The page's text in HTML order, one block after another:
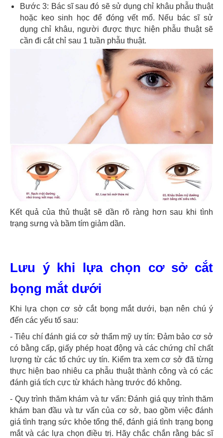
Bước 3: Bác sĩ sau đó sẽ sử dụng chỉ khâu phẫu thuật
hoặc keo sinh học để đóng vết mổ. Nếu bác sĩ sử
dụng chỉ khâu, người được thực hiện phẫu thuật sẽ
cần đi cắt chỉ sau 1 tuần phẫu thuật.
Kết quả của thủ thuật sẽ dần rõ ràng hơn sau khi tình
trạng sưng và bầm tím giảm dần.
Lưu ý khi lựa chọn cơ sở cắt
bọng mắt dưới
Khi lựa chọn cơ sở cắt bọng mắt dưới, bạn nên chú ý
đến các yếu tố sau:
- Tiêu chí đánh giá cơ sở thẩm mỹ uy tín: Đảm bảo cơ sở
có bằng cấp, giấy phép hoạt động và các chứng chỉ chất
lượng từ các tổ chức uy tín. Kiểm tra xem cơ sở đã từng
thực hiện bao nhiêu ca phẫu thuật thành công và có các
đánh giá tích cực từ khách hàng trước đó không.
- Quy trình thăm khám và tư vấn: Đánh giá quy trình thăm
khám ban đầu và tư vấn của cơ sở, bao gồm việc đánh
giá tình trạng sức khỏe tổng thể, đánh giá tình trạng bọng
mắt và các lựa chọn điều trị. Hãy chắc chắn rằng bác sĩ